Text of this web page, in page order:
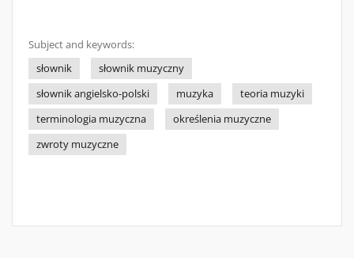
Subject and keywords:
słownik
słownik muzyczny
słownik angielsko-polski
muzyka
teoria muzyki
terminologia muzyczna
określenia muzyczne
zwroty muzyczne